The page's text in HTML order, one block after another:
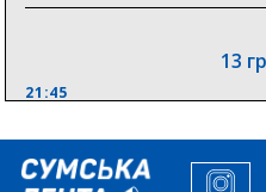
13
21:45
збільшити завантаження
виробників”, – нардеп